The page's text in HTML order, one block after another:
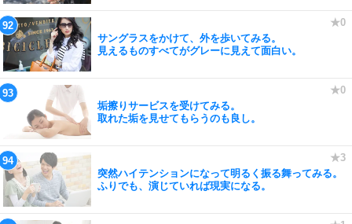
サングラスをかけて、外を歩いてみる。
見えるものすべてがグレーに見えて面白い。
垢擦りサービスを受けてみる。
取れた垢を見せてもらうのも良し。
突然ハイテンションになって明るく振る舞ってみる。
ふりでも、演じていれば現実になる。